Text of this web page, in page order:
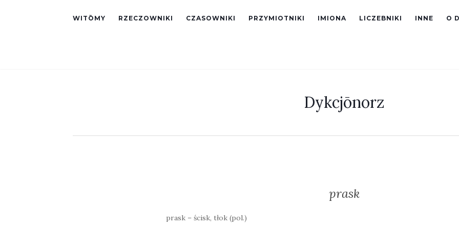
WITŌMY RZECZOWNIKI CZASOWNIKI PRZYMIOTNIKI IMIONA LICZEBNIKI INNE O
Dykcjōnorz
prask
prask – ścisk, tłok (pol.)